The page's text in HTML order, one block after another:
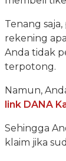
Tenang
rekening
Anda tidak
terpotong.
Namun,
link DANA
Sehingga
klaim jika